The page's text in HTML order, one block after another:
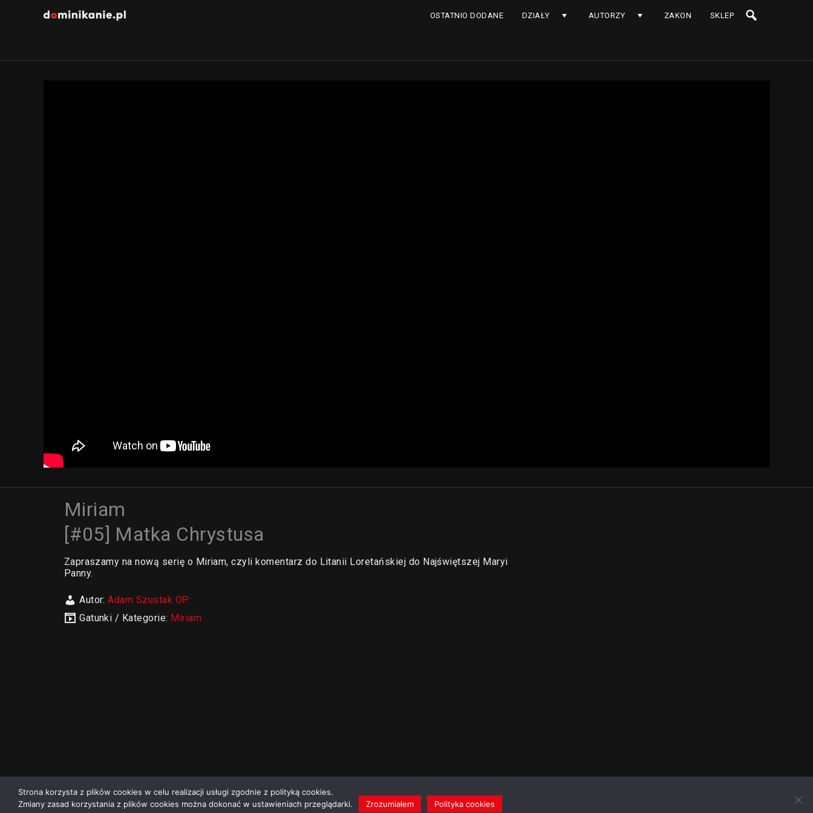
OSTATNIO DODANE DZIAŁY AUTORZY ZAKON SKLEP
Miriam
[#05] Matka Chrystusa
Zapraszamy na nową serię o Miriam, czyli komentarz do Litanii Loretańskiej do Najświętszej Maryi
Panny.
Autor:Adam Szustak OP
Gatunki / Kategorie: Miriam
Strona korzysta z plików cookies w celu realizacji usługi zgodnie z polityką cookies.
Zmiany zasad korzystania z plików cookies można dokonać w ustawieniach przeglądarki.
Zrozumiałem Polityka cookies